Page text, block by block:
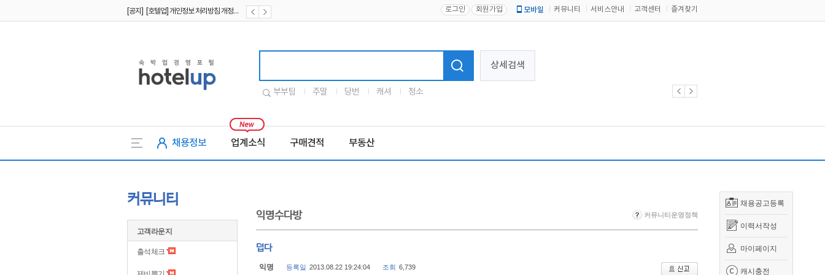
[공지] [호텔업] 개인정보 처리방침 개정본1 (19.09.02) 로그인 회원가입 모바일 커뮤니티 서비스안내 고객센터 즐겨찾기
상세검색
부부팀 주말 당번 캐셔 청소
채용정보 업계소식 구매견적 부동산
채용공고등록
이력서작성
마이페이지
캐시충전
커뮤니티
고객라운지
출석체크
익명수다방 커뮤니티운영정책
덥다
익명 등록일 2013.08.22 19:24:04 조회 6,739